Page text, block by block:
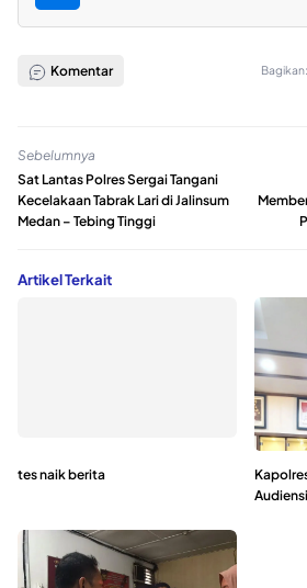
Komentar Bagikan:
Sebelumnya
Sat Lantas Polres Sergai Tangani
Kecelakaan Tabrak Lari di Jalinsum
Medan – Tebing Tinggi
Artikel Terkait
tes naik berita